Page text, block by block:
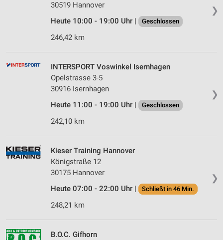
❯
30519 Hannover
Heute 10:00 - 19:00 Uhr |
Geschlossen
246,42 km
❯
INTERSPORT Voswinkel Isernhagen
Opelstrasse 3-5
30916 Isernhagen
Heute 11:00 - 19:00 Uhr |
Geschlossen
242,10 km
❯
Kieser Training Hannover
Königstraße 12
30175 Hannover
Heute 07:00 - 22:00 Uhr |
Schließt in 46 Min.
248,21 km
B.O.C. Gifhorn